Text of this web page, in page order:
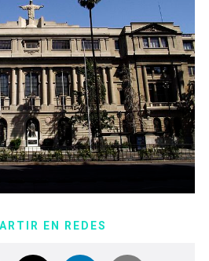
EN REDES